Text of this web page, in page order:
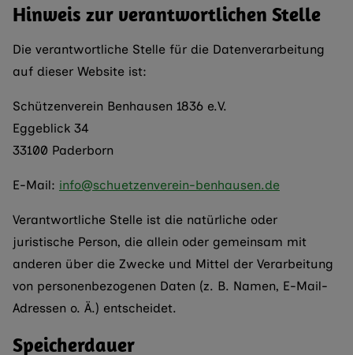
Hinweis zur verantwortlichen Stelle
Die verantwortliche Stelle für die Datenverarbeitung
auf dieser Website ist:
Schützenverein Benhausen 1836 e.V.
Eggeblick 34
33100 Paderborn
E-Mail: info@schuetzenverein-benhausen.de
Verantwortliche Stelle ist die natürliche oder
juristische Person, die allein oder gemeinsam mit
anderen über die Zwecke und Mittel der Verarbeitung
von personenbezogenen Daten (z. B. Namen, E-Mail-
Adressen o. Ä.) entscheidet.
Speicherdauer